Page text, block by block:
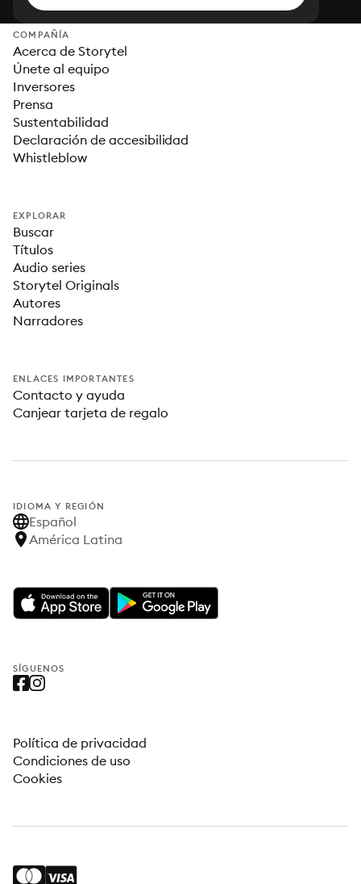
COMPAÑÍA
Acerca de Storytel
Únete al equipo
Inversores
Prensa
Sustentabilidad
Declaración de accesibilidad
Whistleblow
EXPLORAR
Buscar
Títulos
Audio series
Storytel Originals
Autores
Narradores
ENLACES IMPORTANTES
Contacto y ayuda
Canjear tarjeta de regalo
IDIOMA Y REGIÓN
Español
América Latina
SÍGUENOS
Política de privacidad
Condiciones de uso
Cookies